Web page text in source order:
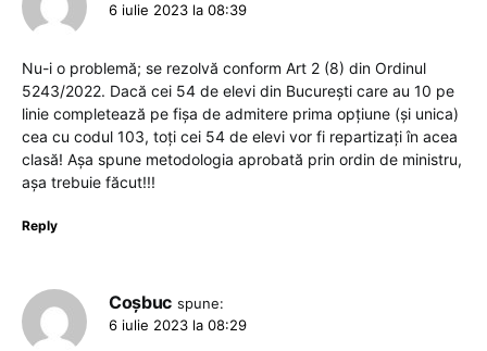
6 iulie 2023 la 08:39
Nu-i o problemă; se rezolvă conform Art 2 (8) din Ordinul
5243/2022. Dacă cei 54 de elevi din București care au 10 pe
linie completează pe fișa de admitere prima opțiune (și unica)
cea cu codul 103, toți cei 54 de elevi vor fi repartizați în acea
clasă! Așa spune metodologia aprobată prin ordin de ministru,
așa trebuie făcut!!!
Reply
Coșbuc spune:
6 iulie 2023 la 08:29